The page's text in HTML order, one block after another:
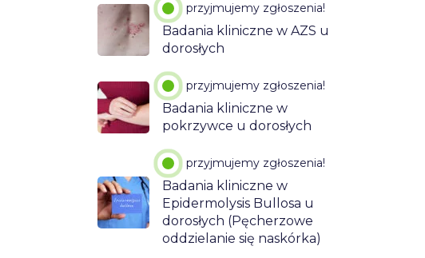
przyjmujemy zgłoszenia!
Badania kliniczne w AZS u
dorosłych
przyjmujemy zgłoszenia!
Badania kliniczne w
pokrzywce u dorosłych
przyjmujemy zgłoszenia!
Badania kliniczne w
Epidermolysis Bullosa u
dorosłych (Pęcherzowe
oddzielanie się naskórka)